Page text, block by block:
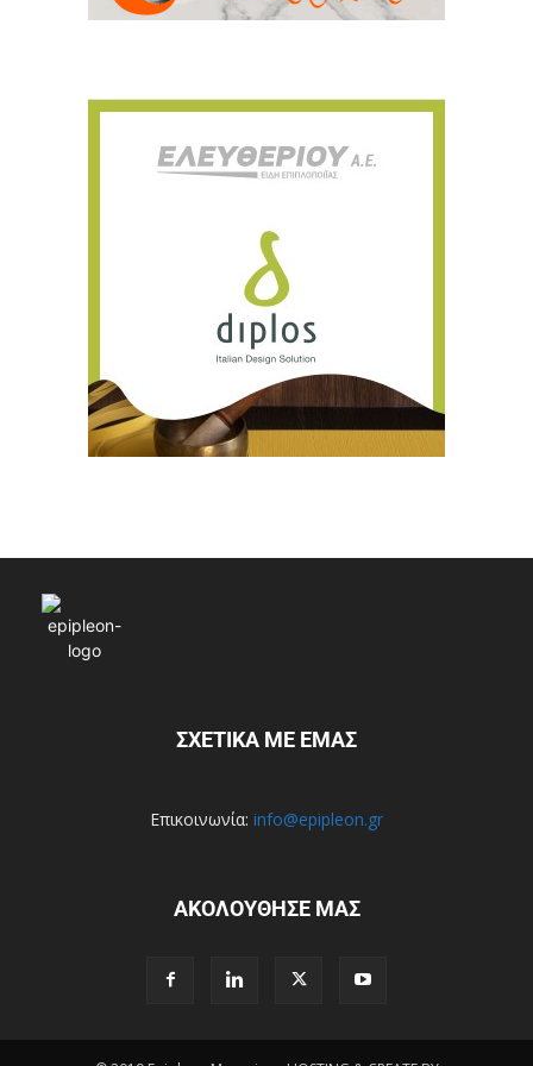
ΣΧΕΤΙΚΑ ΜΕ ΕΜΑΣ
Επικοινωνία: info@epipleon.gr
ΑΚΟΛΟΥΘΗΣΕ ΜΑΣ